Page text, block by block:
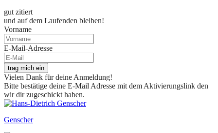
gut zitiert
und auf dem Laufenden bleiben!
Vorname
E-Mail-Adresse
trag mich ein
Vielen Dank für deine Anmeldung!
Bitte bestätige deine E-Mail Adresse mit dem Aktivierungslink den
wir dir zugeschickt haben.
Genscher